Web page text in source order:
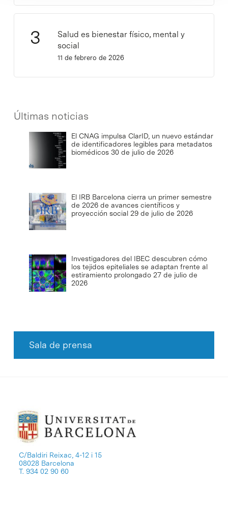
Salud es bienestar físico, mental y
social
11 de febrero de 2026
Últimas noticias
El CNAG impulsa ClarID, un nuevo estándar
de identificadores legibles para metadatos
biomédicos 30 de julio de 2026
El IRB Barcelona cierra un primer semestre
de 2026 de avances científicos y
proyección social 29 de julio de 2026
Investigadores del IBEC descubren cómo
los tejidos epiteliales se adaptan frente al
estiramiento prolongado 27 de julio de
2026
Sala de prensa
C/Baldiri Reixac, 4-12 i 15
08028 Barcelona
T. 934 02 90 60